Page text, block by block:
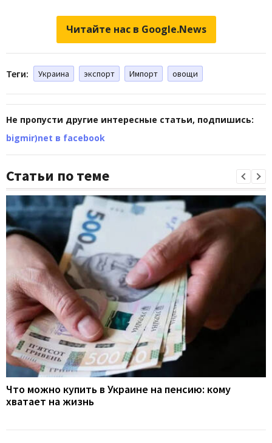
Читайте нас в Google.News
Теги: Украина экспорт Импорт овощи
Не пропусти другие интересные статьи, подпишись:
bigmir)net в facebook
Статьи по теме
Что можно купить в Украине на пенсию: кому
хватает на жизнь